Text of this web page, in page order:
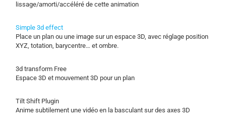
lissage/amorti/accéléré de cette animation
Simple 3d effect
Place un plan ou une image sur un espace 3D, avec réglage position
XYZ, totation, barycentre… et ombre.
3d transform Free
Espace 3D et mouvement 3D pour un plan
Tilt Shift Plugin
Anime subtilement une vidéo en la basculant sur des axes 3D